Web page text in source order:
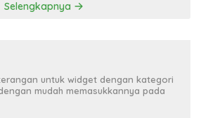
Selengkapnya
untuk widget dengan kategori
mudah memasukkannya pada